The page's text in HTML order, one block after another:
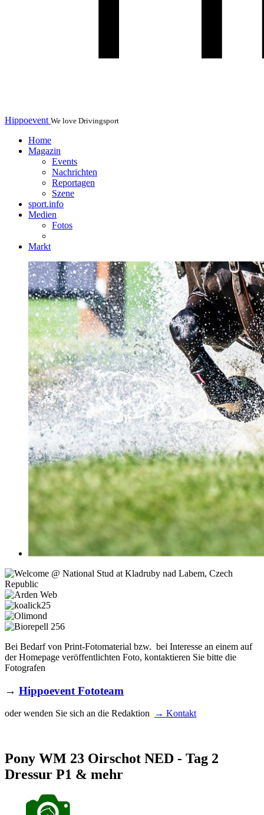
Hippoevent We love Drivingsport
Home
Magazin
Events
Nachrichten
Reportagen
Szene
sport.info
Medien
Fotos
Markt
Bei Bedarf von Print-Fotomaterial bzw. bei Interesse an einem auf
der Homepage veröffentlichten Foto, kontaktieren Sie bitte die
Fotografen
→ Hippoevent Fototeam
oder wenden Sie sich an die Redaktion → Kontakt
Pony WM 23 Oirschot NED - Tag 2
Dressur P1 & mehr